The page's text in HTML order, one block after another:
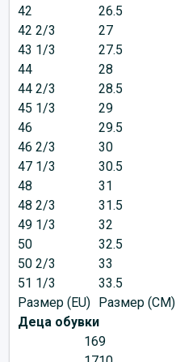
42
26.5
42 2/3
27
43 1/3
27.5
44
28
44 2/3
28.5
45 1/3
29
46
29.5
46 2/3
30
47 1/3
30.5
48
31
48 2/3
31.5
49 1/3
32
50
32.5
50 2/3
33
51 1/3
33.5
Размер (EU) Размер (CM)
Деца обувки
169